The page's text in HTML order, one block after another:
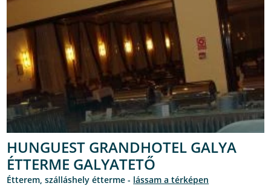
HUNGUEST GRANDHOTEL GALYA
ÉTTERME GALYATETŐ
étterem, szálláshely étterme - lássam a térképen